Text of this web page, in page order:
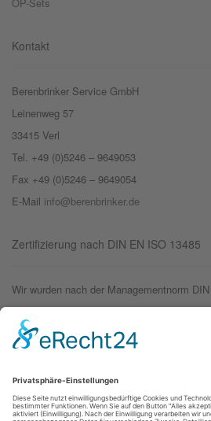
OP-Sets
Kontakt
Berenbrinker Service GmbH
Leinenweg 57
33415 Verl
Tel. +49 (0)5246 – 9649053
Fax +49 (0)5246 – 9649054
E-Mail info@berenbrinker.de
Zertifizierung nach DIN EN ISO 13485
Wir wurden nach der Managementnorm
© 2019 – Berenbrinker Service GmbH
Impressum Datenschutzerklärung Login